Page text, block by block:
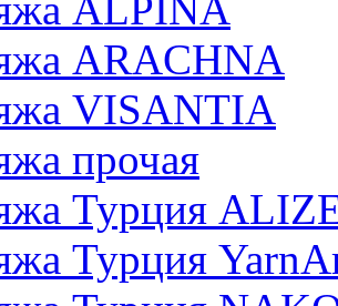
ARACHNA
VISANTIA
прочая
Турция
Турция